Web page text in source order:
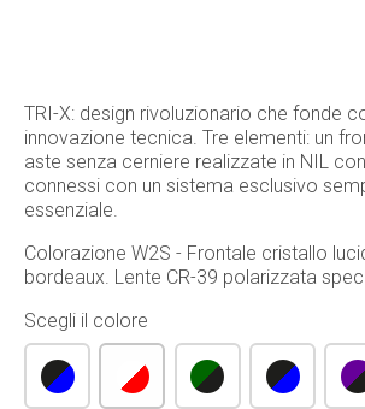
TRI-X: design rivoluzionario che fonde
innovazione tecnica. Tre elementi: un
aste senza cerniere realizzate in NIL
connessi con un sistema esclusivo
essenziale.
Colorazione W2S - Frontale cristallo
bordeaux. Lente CR-39 polarizzata
Scegli il colore